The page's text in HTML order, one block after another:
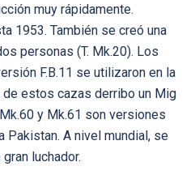
muy rápidamente.
1953. También se creó una
personas (T. Mk.20). Los
F.B.11 se utilizaron en la
de estos cazas derribo un Mig
y Mk.61 son versiones
Pakistan. A nivel mundial, se
luchador.